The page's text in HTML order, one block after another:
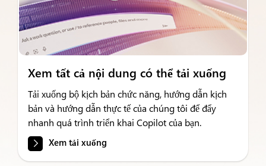
Xem tất cả nội dung có thể tải xuống
Tải xuống bộ kịch bản chức năng, hướng dẫn kịch
bản và hướng dẫn thực tế của chúng tôi để đẩy
nhanh quá trình triển khai Copilot của bạn.
Xem tải xuống